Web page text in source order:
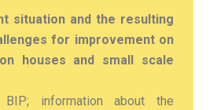
situation and the resulting
for improvement on
houses and small scale
BIP; information about the